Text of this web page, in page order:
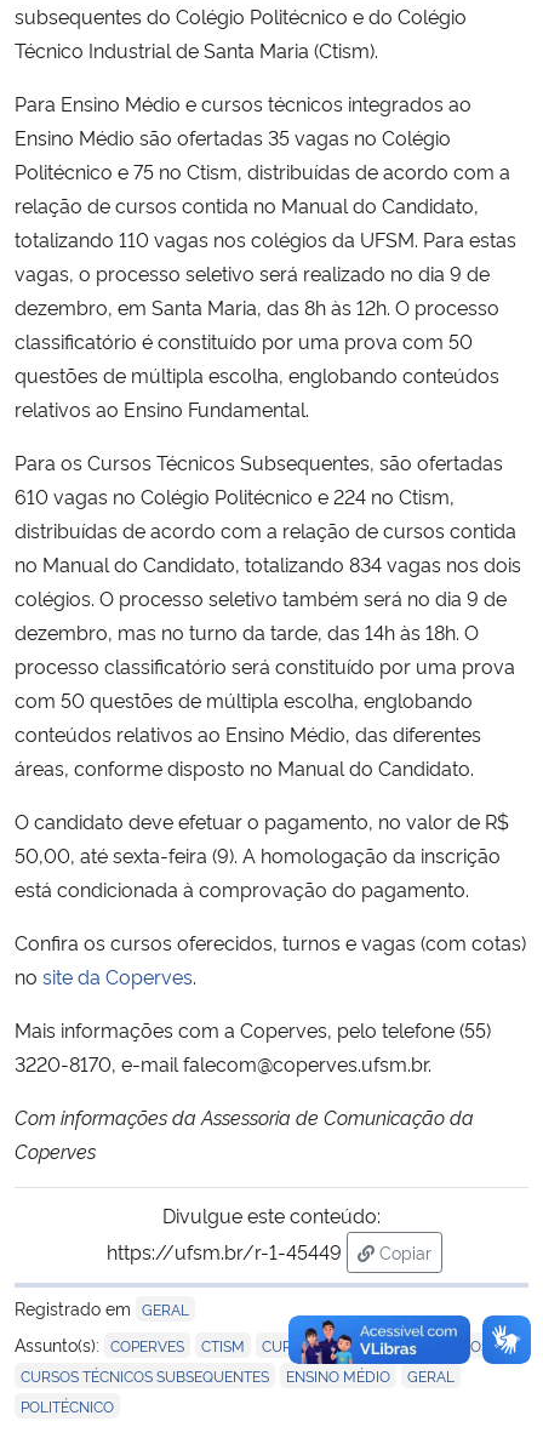
Ministério do Desenvolvimento Regional
Controladoria-Geral da União
Ministério da Mulher, da Família e dos Direitos Humanos
Secretaria de Governo
Gabinete de Segurança Institucional
Advocacia-Geral da União
subsequentes do Colégio Politécnico e do Colégio
Técnico Industrial de Santa Maria (Ctism).
Para Ensino Médio e cursos técnicos integrados ao
Ensino Médio são ofertadas 35 vagas no Colégio
Politécnico e 75 no Ctism, distribuídas de acordo com a
relação de cursos contida no Manual do Candidato,
totalizando 110 vagas nos colégios da UFSM. Para estas
vagas, o processo seletivo será realizado no dia 9 de
dezembro, em Santa Maria, das 8h às 12h. O processo
classificatório é constituído por uma prova com 50
questões de múltipla escolha, englobando conteúdos
relativos ao Ensino Fundamental.
Para os Cursos Técnicos Subsequentes, são ofertadas
610 vagas no Colégio Politécnico e 224 no Ctism,
distribuídas de acordo com a relação de cursos contida
no Manual do Candidato, totalizando 834 vagas nos dois
colégios. O processo seletivo também será no dia 9 de
dezembro, mas no turno da tarde, das 14h às 18h. O
processo classificatório será constituído por uma prova
com 50 questões de múltipla escolha, englobando
conteúdos relativos ao Ensino Médio, das diferentes
áreas, conforme disposto no Manual do Candidato.
O candidato deve efetuar o pagamento, no valor de R$
50,00, até sexta-feira (9). A homologação da inscrição
está condicionada à comprovação do pagamento.
Confira os cursos oferecidos, turnos e vagas (com cotas)
no site da Coperves.
Mais informações com a Coperves, pelo telefone (55)
3220-8170, e-mail falecom@coperves.ufsm.br.
Com informações da Assessoria de Comunicação da
Coperves
Divulgue este conteúdo:
https://ufsm.br/r-1-45449
Copiar
para área de
Registrado em GERAL
Assunto(s): COPERVES CTISM CURSOS TÉCNICOS INTEGRADOS ,
CURSOS TÉCNICOS SUBSEQUENTES ENSINO MÉDIO GERAL
POLITÉCNICO